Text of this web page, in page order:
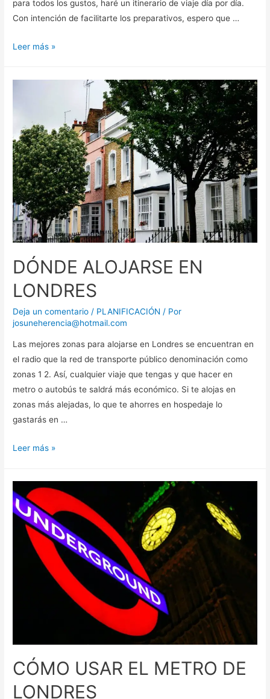
para todos los gustos, haré un itinerario de viaje día por día.
Con intención de facilitarte los preparativos, espero que …
IMPRESCINDIBLES
Leer más »
DÓNDE ALOJARSE EN
LONDRES
Deja un comentario / PLANIFICACIÓN / Por
josuneherencia@hotmail.com
Las mejores zonas para alojarse en Londres se encuentran en
el radio que la red de transporte público denominación como
zonas 1 2. Así, cualquier viaje que tengas y que hacer en
metro o autobús te saldrá más económico. Si te alojas en
zonas más alejadas, lo que te ahorres en hospedaje lo
gastarás en …
DÓNDE
LONDRES
Leer más »
CÓMO USAR EL METRO DE
LONDRES